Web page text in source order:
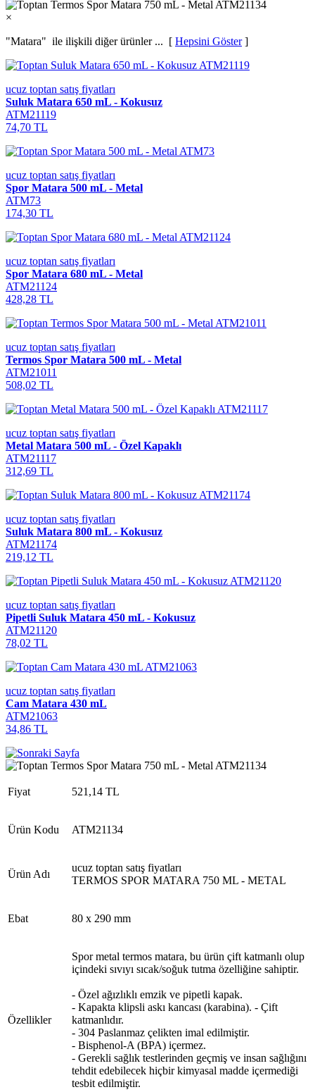
×
"Matara" ile ilişkili diğer ürünler ... [ Hepsini Göster]
ucuz toptan satış fiyatları
Suluk Matara 650 mL - Kokusuz
ATM21119
74,70 TL
ucuz toptan satış fiyatları
Spor Matara 500 mL - Metal
ATM73
174,30 TL
ucuz toptan satış fiyatları
Spor Matara 680 mL - Metal
ATM21124
428,28 TL
ucuz toptan satış fiyatları
Termos Spor Matara 500 mL - Metal
ATM21011
508,02 TL
ucuz toptan satış fiyatları
Metal Matara 500 mL - Özel Kapaklı
ATM21117
312,69 TL
ucuz toptan satış fiyatları
Suluk Matara 800 mL - Kokusuz
ATM21174
219,12 TL
ucuz toptan satış fiyatları
Pipetli Suluk Matara 450 mL - Kokusuz
ATM21120
78,02 TL
ucuz toptan satış fiyatları
Cam Matara 430 mL
ATM21063
34,86 TL
Fiyat 521,14 TL
Ürün Kodu ATM21134
Ürün Adı
ucuz toptan satış fiyatları
TERMOS SPOR MATARA 750 ML - METAL
Ebat 80 x 290 mm
Özellikler
Spor metal termos matara, bu ürün çift katmanlı olup
içindeki sıvıyı sıcak/soğuk tutma özelliğine sahiptir.
- Özel ağızlıklı emzik ve pipetli kapak.
- Kapakta klipsli askı kancası (karabina). - Çift
katmanlıdır.
- 304 Paslanmaz çelikten imal edilmiştir.
- Bisphenol-A (BPA) içermez.
- Gerekli sağlık testlerinden geçmiş ve insan sağlığını
tehdit edebilecek hiçbir kimyasal madde içermediği
tesbit edilmiştir.